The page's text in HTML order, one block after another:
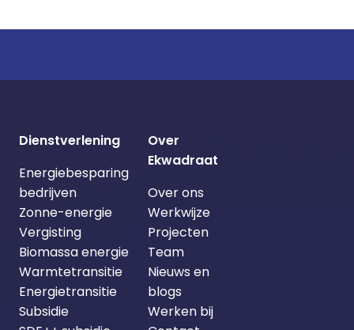
Dienstverlening
Energiebesparing
bedrijven
Zonne-energie
Vergisting
Biomassa energie
Warmtetransitie
Energietransitie
Subsidie
Over
Ekwadraat
Over ons
Werkwijze
Projecten
Team
Nieuws en
blogs
Werken bij